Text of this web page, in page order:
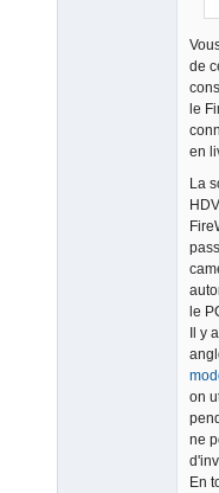
de
le
en
La
le
Il y
on
ne
En